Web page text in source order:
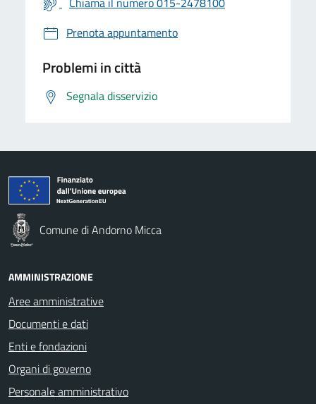
Prenota appuntamento
Problemi in città
Segnala disservizio
Comune di Andorno Micca
AMMINISTRAZIONE
Aree amministrative
Documenti e dati
Enti e fondazioni
Organi di governo
Personale amministrativo